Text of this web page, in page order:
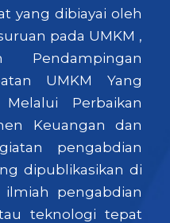
yang dibiayai oleh
pada UMKM ,
UMKM Yang
Melalui Perbaikan
Keuangan dan
pengabdian
dipublikasikan di
pengabdian
teknologi tepat